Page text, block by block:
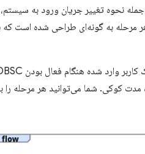
نحوه تغییر جریان ورود به
مرحله به گونه‌ای طراحی شده است که
مدت کوکی. شما می‌توانید هر مرحله